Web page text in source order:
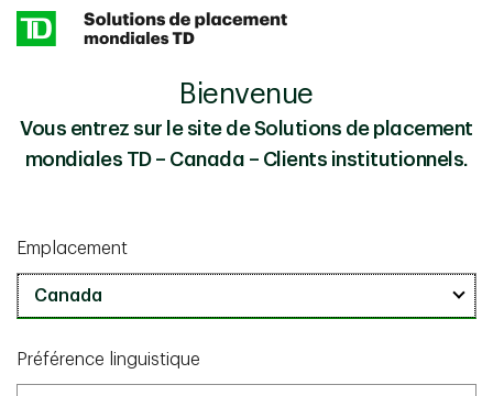
Skip to main content
Le 19e événement annuel Partage des
connaissances – Série Apprendre 2022
mai 20 2026
La 23e édition annuelle de Partage des
Bienvenue
Vous entrez sur le site de Solutions de placement
mondiales TD – Canada – Clients institutionnels.
Emplacement
Préférence linguistique